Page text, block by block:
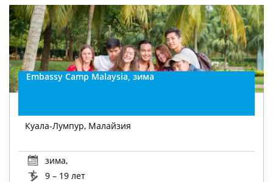
Embassy Camp Malaysia, зима
Куала-Лумпур, Малайзия
зима,
9 – 19 лет